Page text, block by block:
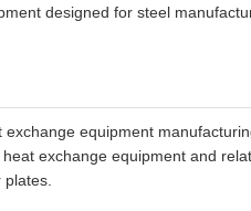
designed for steel
equipment
exchange equipment and